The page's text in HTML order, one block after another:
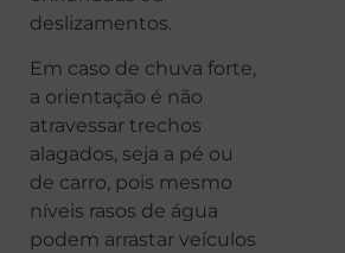
deslizamentos.
Em caso de chuva forte,
a orientação é não
atravessar trechos
alagados, seja a pé ou
de carro, pois mesmo
níveis rasos de água
podem arrastar veículos